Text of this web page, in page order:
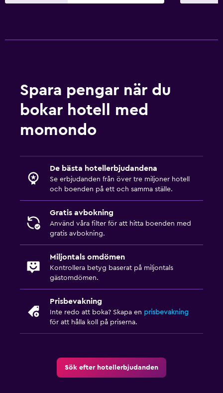
Spara pengar när du
bokar hotell med
momondo
De bästa hotellerbjudandena
Se erbjudanden från över tre miljoner hotell
och boenden på ett och samma ställe.
Gratis avbokning
Använd våra filter för att hitta boenden med
gratis avbokning.
Miljontals omdömen
Kontrollera betyg baserat på miljontals
gästomdömen.
Prisbevakning
Inte redo att boka? Skapa en prisbevakning
för att hålla koll på priserna.
Sök efter hotellerbjudanden